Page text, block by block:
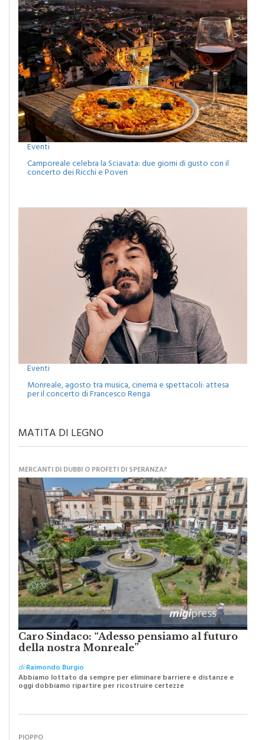
Eventi
Camporeale celebra la Sciavata: due giorni di gusto con il
concerto dei Ricchi e Poveri
Eventi
Monreale, agosto tra musica, cinema e spettacoli: attesa
per il concerto di Francesco Renga
MATITA DI LEGNO
MERCANTI DI DUBBI O PROFETI DI SPERANZA?
Caro Sindaco: “Adesso pensiamo al futuro
della nostra Monreale”
diRaimondo Burgio
Abbiamo lottato da sempre per eliminare barriere e distanze e
oggi dobbiamo ripartire per ricostruire certezze